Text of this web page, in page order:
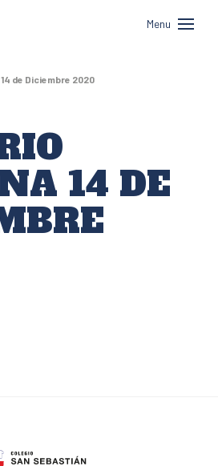
Menu
de Diciembre 2020
14 DE